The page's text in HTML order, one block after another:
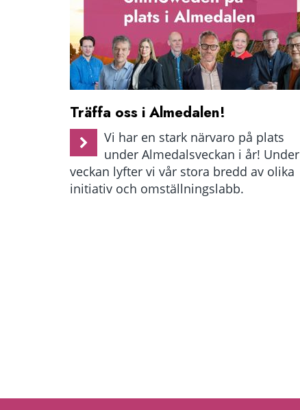
Träffa oss i Almedalen!
Vi har en stark närvaro på plats
under Almedalsveckan i år! Under
veckan lyfter vi vår stora bredd av olika
initiativ och omställningslabb.